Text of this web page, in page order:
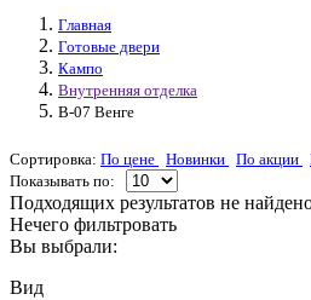
Главная
Готовые двери
Кампо
Внутренняя отделка
В-07 Венге
Сортировка: По цене Новинки По акции
Показывать по:
Подходящих результатов не
Нечего фильтровать
Вы выбрали:
Вид